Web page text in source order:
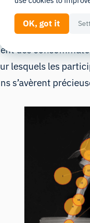
des
lesquels les
s’avèrent
OK, got it